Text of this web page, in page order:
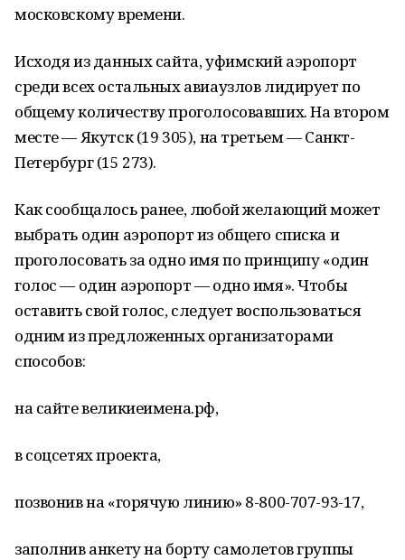
московскому времени.
Исходя из данных сайта, уфимский аэропорт
среди всех остальных авиаузлов лидирует по
общему количеству проголосовавших. На втором
месте — Якутск (19 305), на третьем — Санкт-
Петербург (15 273).
Как сообщалось ранее, любой желающий может
выбрать один аэропорт из общего списка и
проголосовать за одно имя по принципу «один
голос — один аэропорт — одно имя». Чтобы
оставить свой голос, следует воспользоваться
одним из предложенных организаторами
способов:
на сайте великиеимена.рф,
в соцсетях проекта,
позвонив на «горячую линию» 8-800-707-93-17,
заполнив анкету на борту самолетов группы